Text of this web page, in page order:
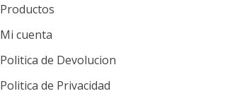
Productos
Mi cuenta
Politica de Devolucion
Politica de Privacidad